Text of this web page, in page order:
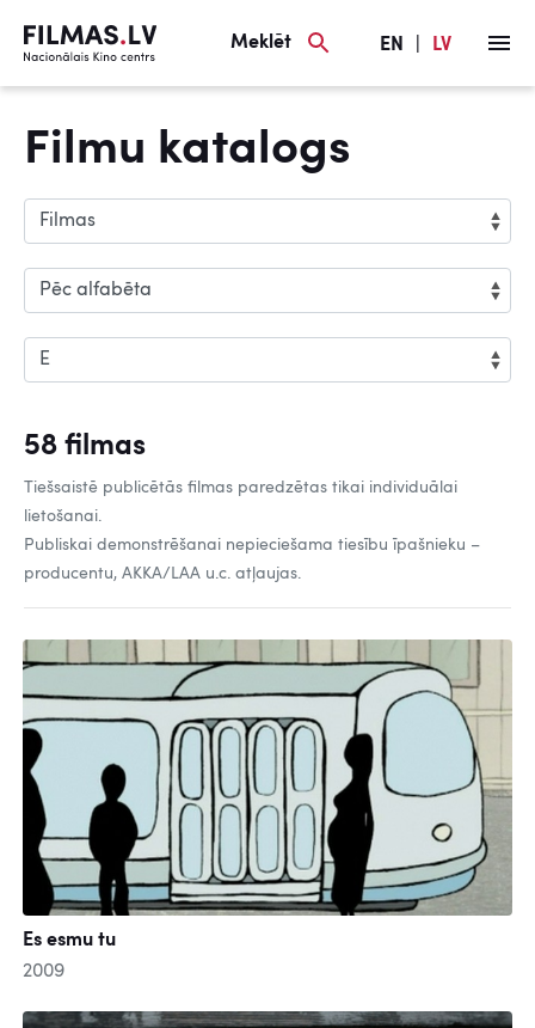
Meklēt EN LV
Filmu katalogs
58 filmas
Tiešsaistē publicētās filmas paredzētas tikai individuālai
lietošanai.
Publiskai demonstrēšanai nepieciešama tiesību īpašnieku –
producentu, AKKA/LAA u.c. atļaujas.
Es esmu tu
2009